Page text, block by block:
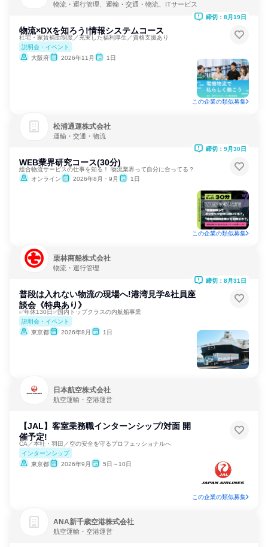
物流・運行管理、運輸・交通・物流、ITサービス
物流×DXを知ろう!情報システムコース
社宅・家賃補助制度／充実した福利厚生／資格支援あり
説明会・イベント
大阪府
2026年11月 1日
締切：8月19日
この企業の類似募集
松浦通運株式会社
運輸・交通・物流
WEB業界研究コース(30分)
総合物流サービスの仕事を知る！ 物流業界って自分に合ってる？
オンライン
2026年8月・9月 1日
締切：9月30日
この企業の類似募集
栗林商船株式会社
物流・運行管理
普段は入れない物流の現場へ!港湾見学&社員座
談会《特典あり》
✅年休130日✅国内トップクラスの内航船事業
説明会・イベント
東京都
2026年8月 1日
締切：8月31日
日本航空株式会社
航空運輸・空港運営
【JAL】客室乗務職インターンシップ/対面 開
催予定!
CA／本社・羽田／空の安全を守るプロフェッショナルへ
インターンシップ
東京都
2026年9月 5日～10日
この企業の類似募集
ANA新千歳空港株式会社
航空運輸・空港運営